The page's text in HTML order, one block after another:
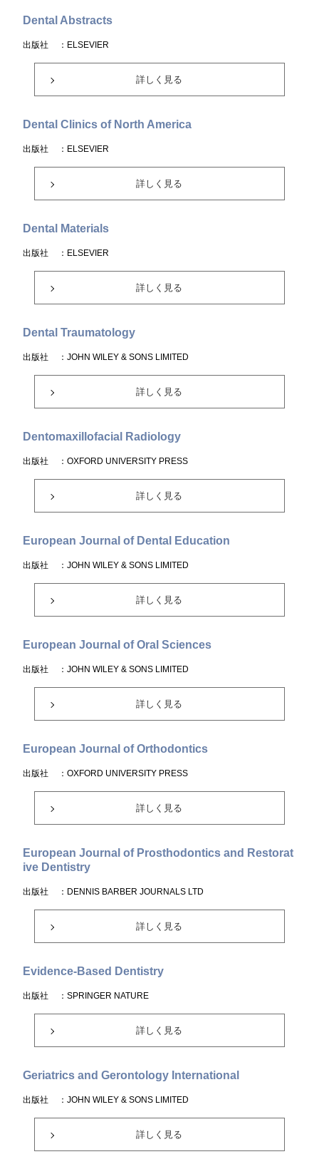
Dental Abstracts
出版社 ：ELSEVIER
詳しく見る
Dental Clinics of North America
出版社 ：ELSEVIER
詳しく見る
Dental Materials
出版社 ：ELSEVIER
詳しく見る
Dental Traumatology
出版社 ：JOHN WILEY & SONS LIMITED
詳しく見る
Dentomaxillofacial Radiology
出版社 ：OXFORD UNIVERSITY PRESS
詳しく見る
European Journal of Dental Education
出版社 ：JOHN WILEY & SONS LIMITED
詳しく見る
European Journal of Oral Sciences
出版社 ：JOHN WILEY & SONS LIMITED
詳しく見る
European Journal of Orthodontics
出版社 ：OXFORD UNIVERSITY PRESS
詳しく見る
European Journal of Prosthodontics and Restorat
ive Dentistry
出版社 ：DENNIS BARBER JOURNALS LTD
詳しく見る
Evidence-Based Dentistry
出版社 ：SPRINGER NATURE
詳しく見る
Geriatrics and Gerontology International
出版社 ：JOHN WILEY & SONS LIMITED
詳しく見る